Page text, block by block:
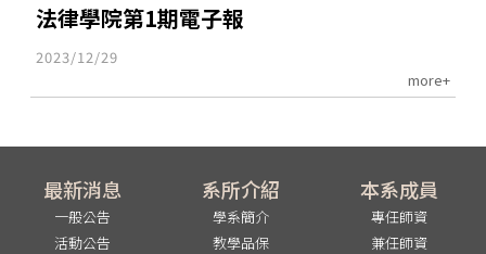
法律學院第1期電子報
2023/12/29
more+
最新消息
一般公告
活動公告
系所介紹
學系簡介
教學品保
本系成員
專任師資
兼任師資